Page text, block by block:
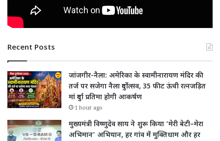
Recent Posts
जांजगीर-नैला: अमेरिका के स्वामीनारायण मंदिर की
तर्ज पर सजेगा नैला दुर्गोत्सव, 35 फीट ऊंची रत्नजड़ित
मां दुर्गा प्रतिमा होगी आकर्षण
1 hour ago
मुख्यमंत्री विष्णुदेव साय ने शुरू किया ‘मेरी बेटी–मेरा
अभिमान’ अभियान, हर गांव में मुक्तिधाम और हर